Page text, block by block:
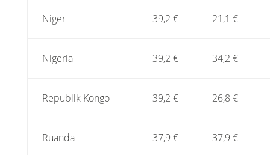
Niger 39,2 € 21,1 €
Nigeria 39,2 € 34,2 €
Republik Kongo 39,2 € 26,8 €
Ruanda 37,9 € 37,9 €